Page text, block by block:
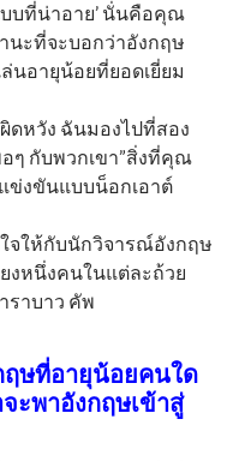
บบที่น่าอาย’ นั่นคือคุณ
นะที่จะบอกว่าอังกฤษ
นอายุน้อยที่ยอดเยี่ยม
ดหวัง ฉันมองไปที่สอง
ๆ กับพวกเขา”สิ่งที่คุณ
ข่งขันแบบน็อกเอาต์
จให้กับนักวิจารณ์อังกฤษ
งหนึ่งคนในแต่ละถ้วย
ราบาว คัพ
ฤษที่อายุน้อยคนใด
ะพาอังกฤษเข้าสู่